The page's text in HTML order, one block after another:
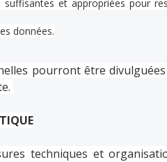
et appropriées pour
données.
pourront être
techniques et